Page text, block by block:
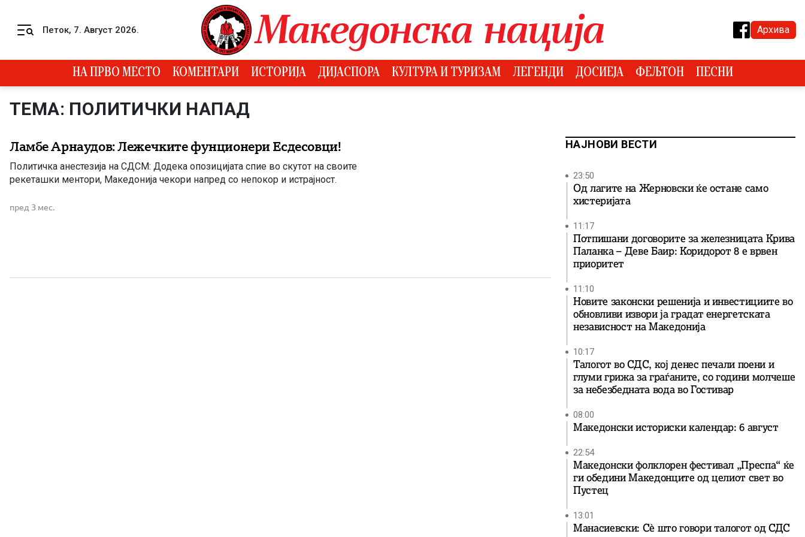
Петок, 7. Август 2026. Архива
НА ПРВО МЕСТО КОМЕНТАРИ ИСТОРИЈА ДИЈАСПОРА КУЛТУРА И ТУРИЗАМ ЛЕГЕНДИ ДОСИЕЈА ФЕЉТОН ПЕСНИ
ТЕМА: ПОЛИТИЧКИ НАПАД
Ламбе Арнаудов: Лежечките фунционери Есдесовци!
Политичка анестезија на СДСМ: Додека опозицијата спие во скутот на своите
рекеташки ментори, Македонија чекори напред со непокор и истрајност.
пред 3 мес.
НАЈНОВИ ВЕСТИ
23:50
Од лагите на Жерновски ќе остане само
хистеријата
11:17
Потпишани договорите за железницата Крива
Паланка – Деве Баир: Коридорот 8 е врвен
приоритет
11:10
Новите законски решенија и инвестициите во
обновливи извори ја градат енергетската
независност на Македонија
10:17
Талогот во СДС, кој денес печали поени и
глуми грижа за граѓаните, со години молчеше
за небезбедната вода во Гостивар
08:00
Македонски историски календар: 6 август
22:54
Македонски фолклорен фестивал „Преспа“ ќе
ги обедини Македонците од целиот свет во
Пустец
13:01
Манасиевски: Сè што говори талогот од СДС